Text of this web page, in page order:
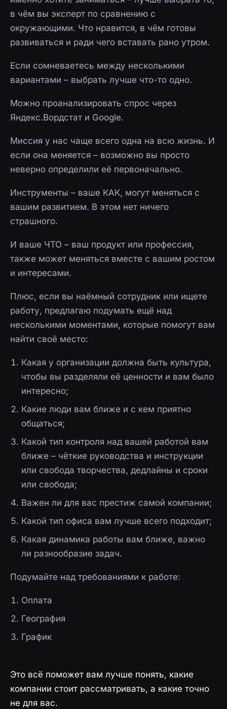
в чём вы эксперт по сравнению с
окружающими. Что нравится, в чём готовы
развиваться и ради чего вставать рано утром.
Если сомневаетесь между несколькими
вариантами – выбрать лучше что-то одно.
Можно проанализировать спрос через
Яндекс.Вордстат и Google.
Миссия у нас чаще всего одна на всю жизнь. И
если она меняется – возможно вы просто
неверно определили её первоначально.
Инструменты – ваше КАК, могут меняться с
вашим развитием. В этом нет ничего
страшного.
И ваше ЧТО – ваш продукт или профессия,
также может меняться вместе с вашим ростом
и интересами.
Плюс, если вы наёмный сотрудник или ищете
работу, предлагаю подумать ещё над
несколькими моментами, которые помогут вам
найти своё место:
Какая у организации должна быть культура,
чтобы вы разделяли её ценности и вам было
интересно;
Какие люди вам ближе и с кем приятно
общаться;
Какой тип контроля над вашей работой вам
ближе – чёткие руководства и инструкции
или свобода творчества, дедлайны и сроки
или свобода;
Важен ли для вас престиж самой компании;
Какой тип офиса вам лучше всего подходит;
Какая динамика работы вам ближе, важно
ли разнообразие задач.
Подумайте над требованиями к работе:
Оплата
География
График
Это всё поможет вам лучше понять, какие
компании стоит рассматривать, а какие точно
не для вас.